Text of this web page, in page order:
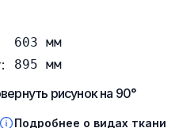
603 мм
895 мм
рисунок на 90°
Подробнее о видах ткани